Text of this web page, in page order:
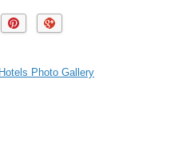
Hotels Photo Gallery